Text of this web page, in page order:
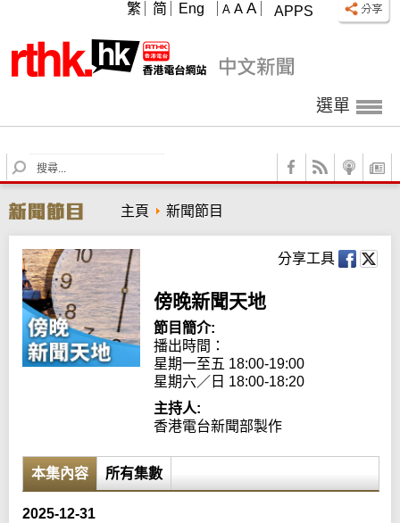
APPS
A A A
繁 简 Eng
選單
S
e
r
c
h
主頁 新聞節目
分享工具
傍晚新聞天地
節目簡介:
播出時間：
星期一至五 18:00-19:00
星期六／日 18:00-18:20
主持人:
香港電台新聞部製作
本集內容 所有集數
2025-12-31